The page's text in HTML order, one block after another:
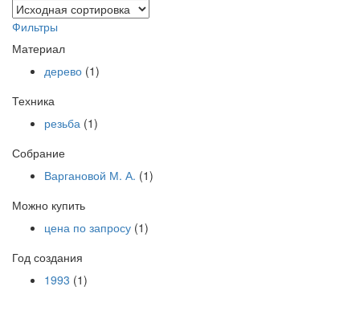
Фильтры
Материал
дерево (1)
Техника
резьба (1)
Собрание
Варгановой М. А. (1)
Можно купить
цена по запросу (1)
Год создания
1993 (1)